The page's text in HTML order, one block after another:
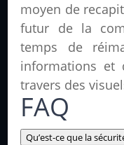
moyen de
futur de la
temps de
informations et
travers des
FAQ
Qu’est-ce que la